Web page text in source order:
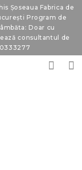
Șoseaua Fabrica de
Program de
Doar cu
consultantul de